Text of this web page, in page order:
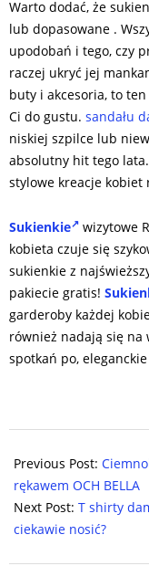
Warto dodać, że
lub dopasowane .
upodobań i tego, czy
raczej ukryć jej
buty i akcesoria, to
Ci do gustu. sandału
niskiej szpilce lub
absolutny hit tego
stylowe kreacje kobiet
Sukienkie
wizytowe
kobieta czuje się
sukienkie z
pakiecie gratis!
garderoby każdej
również nadają się na
spotkań po,
07-
06
Previous Post:
rękawem OCH BELLA
Next Post: T shirty
ciekawie nosić?